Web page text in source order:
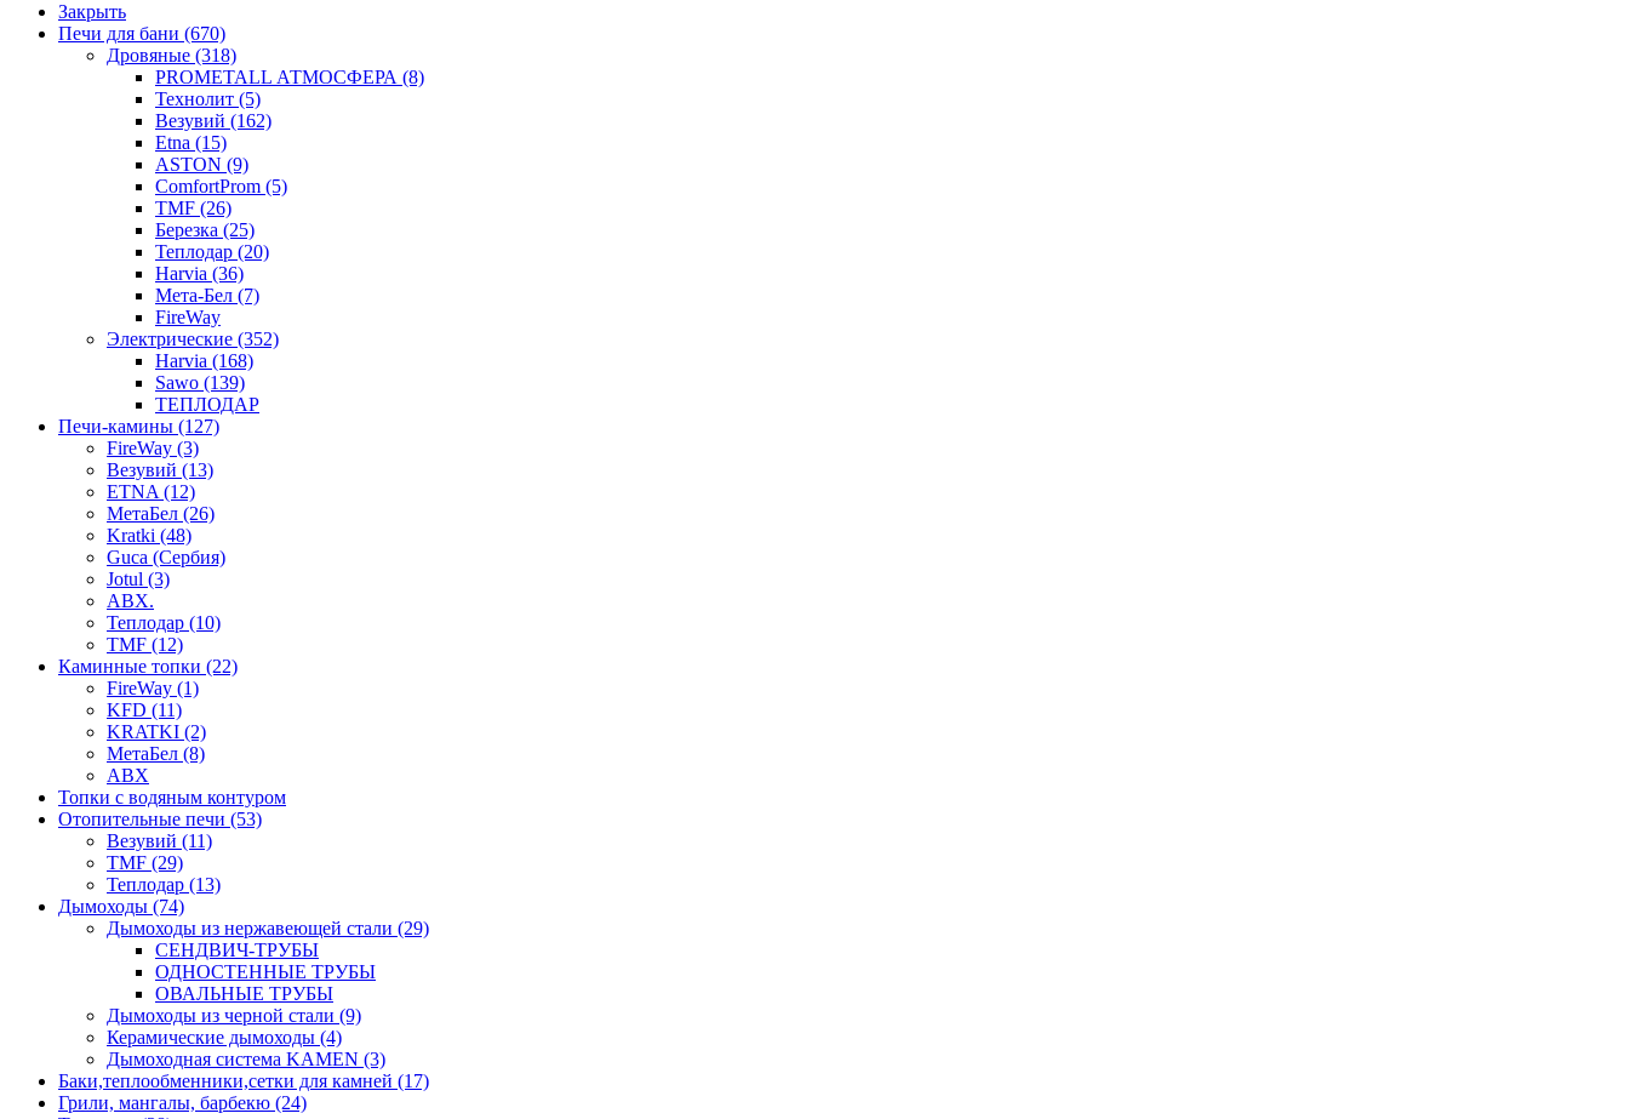
Закрыть
Печи для бани (670)
Дровяные (318)
PROMETALL АТМОСФЕРА (8)
Технолит (5)
Везувий (162)
Etna (15)
ASTON (9)
ComfortProm (5)
TMF (26)
Березка (25)
Теплодар (20)
Harvia (36)
Мета-Бел (7)
FireWay
Электрические (352)
Harvia (168)
Sawo (139)
ТЕПЛОДАР
Печи-камины (127)
FireWay (3)
Везувий (13)
ETNA (12)
МетаБел (26)
Kratki (48)
Guca (Сербия)
Jotul (3)
ABX.
Теплодар (10)
TMF (12)
Каминные топки (22)
FireWay (1)
KFD (11)
KRATKI (2)
МетаБел (8)
ABX
Топки с водяным контуром
Отопительные печи (53)
Везувий (11)
TMF (29)
Теплодар (13)
Дымоходы (74)
Дымоходы из нержавеющей стали (29)
СЕНДВИЧ-ТРУБЫ
ОДНОСТЕННЫЕ ТРУБЫ
ОВАЛЬНЫЕ ТРУБЫ
Дымоходы из черной стали (9)
Керамические дымоходы (4)
Дымоходная система KAMEN (3)
Баки,теплообменники,сетки для камней (17)
Грили, мангалы, барбекю (24)